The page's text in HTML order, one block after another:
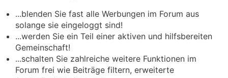
...blenden Sie fast alle Werbungen im Forum aus
solange sie eingeloggt sind!
...werden Sie ein Teil einer aktiven und hilfsbereiten
Gemeinschaft!
...schalten Sie zahlreiche weitere Funktionen im
Forum frei wie Beiträge filtern, erweiterte